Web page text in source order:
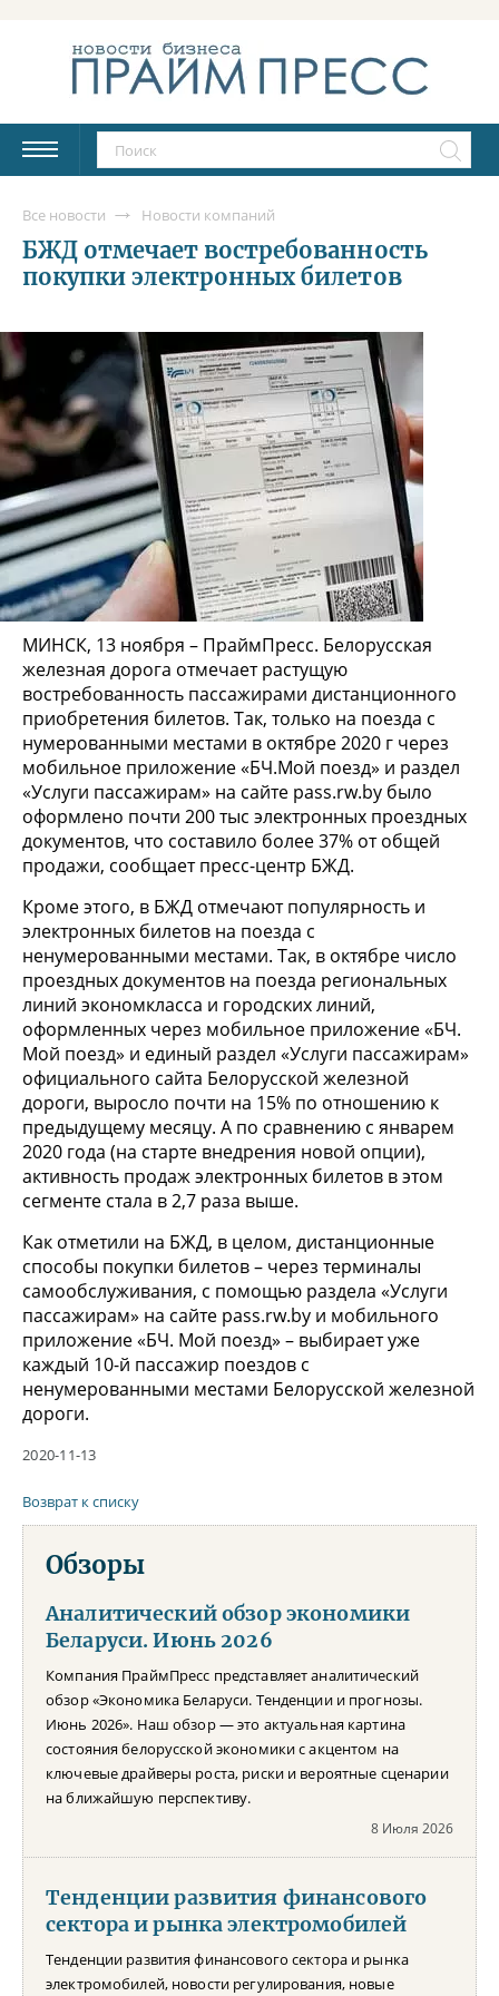
Все новости Новости компаний
БЖД отмечает востребованность
покупки электронных билетов
МИНСК, 13 ноября – ПраймПресс. Белорусская
железная дорога отмечает растущую
востребованность пассажирами дистанционного
приобретения билетов. Так, только на поезда с
нумерованными местами в октябре 2020 г через
мобильное приложение «БЧ.Мой поезд» и раздел
«Услуги пассажирам» на сайте pass.rw.by было
оформлено почти 200 тыс электронных проездных
документов, что составило более 37% от общей
продажи, сообщает пресс-центр БЖД.
Кроме этого, в БЖД отмечают популярность и
электронных билетов на поезда с
ненумерованными местами. Так, в октябре число
проездных документов на поезда региональных
линий экономкласса и городских линий,
оформленных через мобильное приложение «БЧ.
Мой поезд» и единый раздел «Услуги пассажирам»
официального сайта Белорусской железной
дороги, выросло почти на 15% по отношению к
предыдущему месяцу. А по сравнению с январем
2020 года (на старте внедрения новой опции),
активность продаж электронных билетов в этом
сегменте стала в 2,7 раза выше.
Как отметили на БЖД, в целом, дистанционные
способы покупки билетов – через терминалы
самообслуживания, с помощью раздела «Услуги
пассажирам» на сайте pass.rw.by и мобильного
приложение «БЧ. Мой поезд» – выбирает уже
каждый 10-й пассажир поездов с
ненумерованными местами Белорусской железной
дороги.
2020-11-13
Возврат к списку
Обзоры
Аналитический обзор экономики
Беларуси. Июнь 2026
Компания ПраймПресс представляет аналитический
обзор «Экономика Беларуси. Тенденции и прогнозы.
Июнь 2026». Наш обзор — это актуальная картина
состояния белорусской экономики с акцентом на
ключевые драйверы роста, риски и вероятные сценарии
на ближайшую перспективу.
8 Июля 2026
Тенденции развития финансового
сектора и рынка электромобилей
Тенденции развития финансового сектора и рынка
электромобилей, новости регулирования, новые